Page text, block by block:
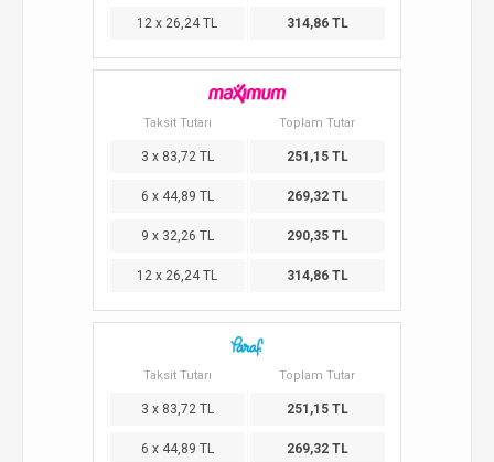
12 x 26,24 TL 314,86 TL
Taksit Tutarı Toplam Tutar
3 x 83,72 TL 251,15 TL
6 x 44,89 TL 269,32 TL
9 x 32,26 TL 290,35 TL
12 x 26,24 TL 314,86 TL
Taksit Tutarı Toplam Tutar
3 x 83,72 TL 251,15 TL
6 x 44,89 TL 269,32 TL